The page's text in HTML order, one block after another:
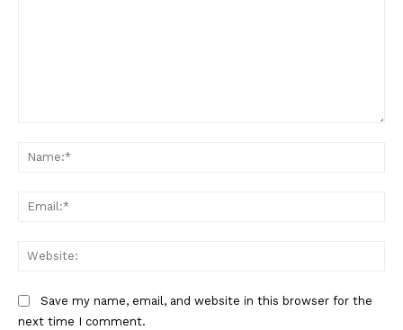
Save my name, email, and website in this browser for the
next time I comment.